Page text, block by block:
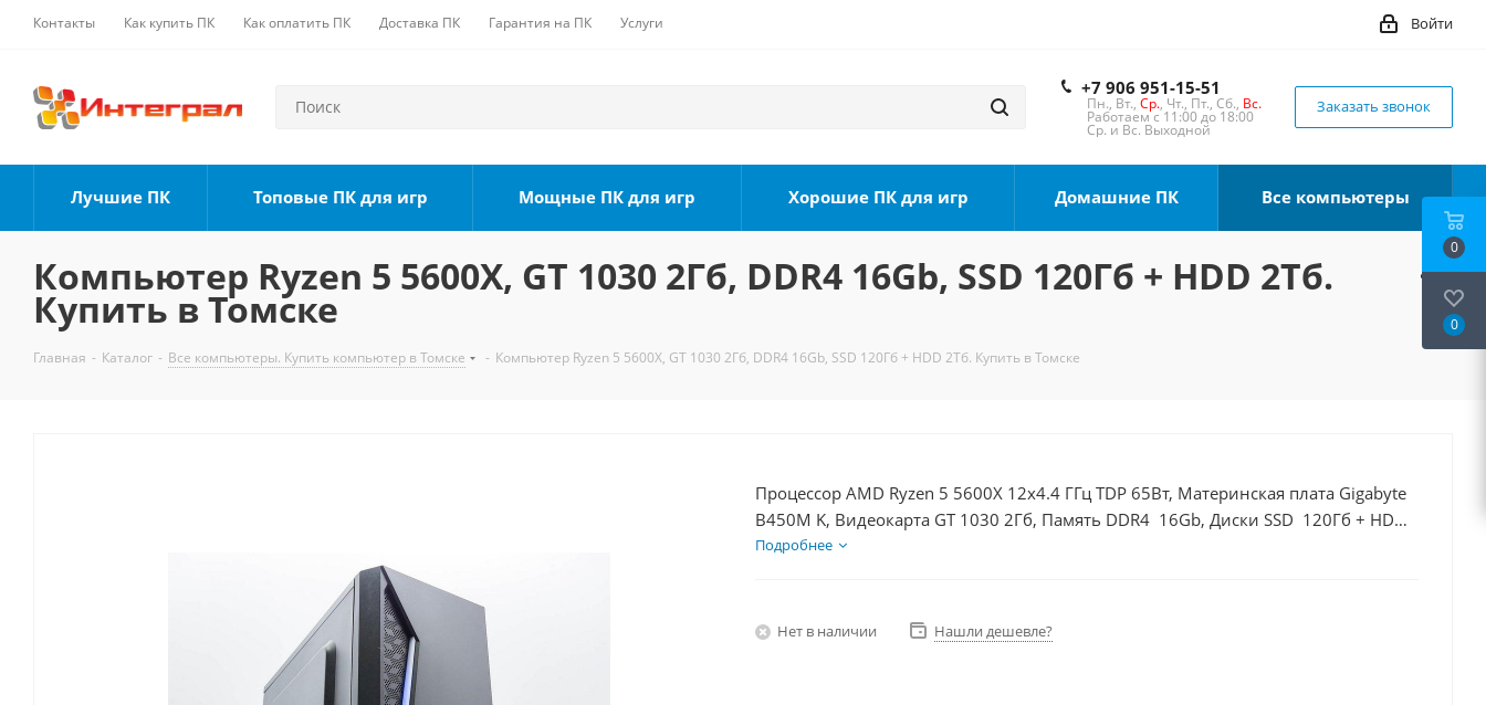
Контакты Как купить ПК Как оплатить ПК Доставка ПК Гарантия на ПК Услуги Войти
+7 906 951-15-51
Пн., Вт., Ср., Чт., Пт., Сб., Вс.
Работаем с 11:00 до 18:00
Ср. и Вс. Выходной
Заказать звонок
Лучшие ПК Топовые ПК для игр Мощные ПК для игр Хорошие ПК для игр Домашние ПК Все компьютеры
Компьютер Ryzen 5 5600X, GT 1030 2Гб, DDR4 16Gb, SSD 120Гб + HDD 2Тб.
Купить в Томске
Главная - Каталог - Все компьютеры. Купить компьютер в Томске - Компьютер Ryzen 5 5600X, GT 1030 2Гб, DDR4 16Gb, SSD 120Гб + HDD 2Тб. Купить в Томске
Процессор AMD Ryzen 5 5600X 12x4.4 ГГц TDP 65Вт, Материнская плата Gigabyte
B450M K, Видеокарта GT 1030 2Гб, Память DDR4 16Gb, Диски SSD 120Гб + HDD
2Тб, БП 350Вт
Подробнее
Нет в наличии Нашли дешевле?
0
0